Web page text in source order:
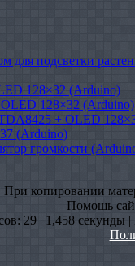
для подсветки
128×32 (Arduino)
OLED 128×32 (Arduino)
+ OLED
(Arduino)
громкости
При копировании
Помошь
29 | 1,458 секунды